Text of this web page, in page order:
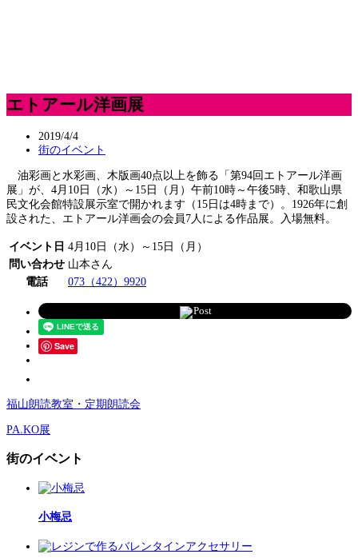
エトアール洋画展
2019/4/4
街のイベント
油彩画と水彩画、木版画40点以上を飾る「第94回エトアール洋画
展」が、4月10日（水）～15日（月）午前10時～午後5時、和歌山県
民文化会館特設展示室で開かれます（15日は4時まで）。1926年に創
設された、エトアール洋画会の会員7人による作品展。入場無料。
イベント日 4月10日（水）～15日（月）
問い合わせ 山本さん
電話
073（422）9920
Post
Save
福山朗読教室・定期朗読会
PA.KO展
街のイベント
小梅忌